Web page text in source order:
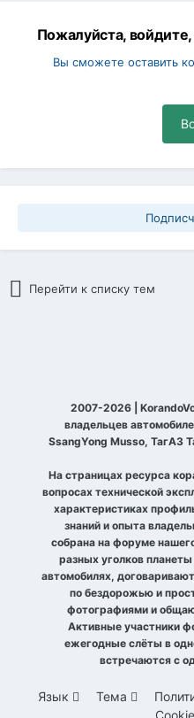
Пожалуйста,
Вы сможете оставить
Перейти к списку тем
2007-2026 |
владельцев
SsangYong Musso, ТагАЗ
На страницах ресурса
вопросах технической
характеристиках
знаний и опыта
собрана на форуме
разных уголков
автомобилях,
по бездорожью и
фотографиями и
Активные участники
ежегодные слёты в
встречаются с
Язык Тема